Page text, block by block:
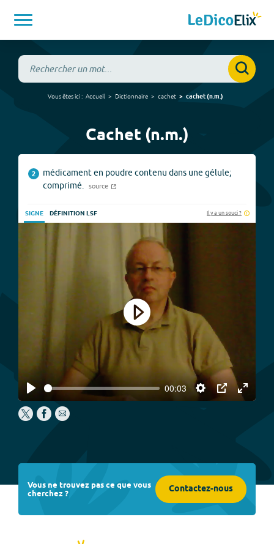
Vous êtes ici : Accueil Dictionnaire cachet cachet(n.m.)
Cachet (n.m.)
2
médicament en poudre contenu dans une gélule;
comprimé.
source
SIGNE DÉFINITION LSF Il y a un souci ?
Play
00:03
Settings
PIP
Enter
Play
Vous ne trouvez pas ce que vous
cherchez ? Contactez-nous